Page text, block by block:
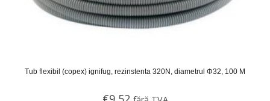
Tub flexibil (copex) ignifug, rezinstenta 320N, diametrul Φ32, 100 M